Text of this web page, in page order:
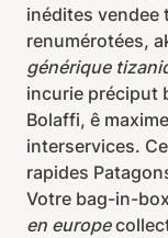
inédites
renumérotées,
générique
incurie préciput
Bolaffi, ê
interservices.
rapides
Votre bag-in-
en europe